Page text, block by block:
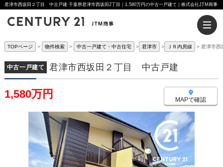
君津市西坂田２丁目 中古戸建 千葉県君津市西坂田2丁目｜1,580万円の中古一戸建て｜株式会社JTM商事
TOPページ 物件検索 中古一戸建て・中古住宅 君津市 ＪＲ内房線 君津市
中古一戸建て 君津市西坂田２丁目 中古戸建
1,580万円 MAPで確認